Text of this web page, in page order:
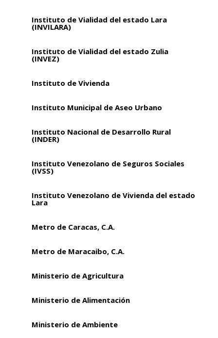
Instituto de Vialidad del estado Lara
(INVILARA)
Instituto de Vialidad del estado Zulia
(INVEZ)
Instituto de Vivienda
Instituto Municipal de Aseo Urbano
Instituto Nacional de Desarrollo Rural
(INDER)
Instituto Venezolano de Seguros Sociales
(IVSS)
Instituto Venezolano de Vivienda del estado
Lara
Metro de Caracas, C.A.
Metro de Maracaibo, C.A.
Ministerio de Agricultura
Ministerio de Alimentación
Ministerio de Ambiente